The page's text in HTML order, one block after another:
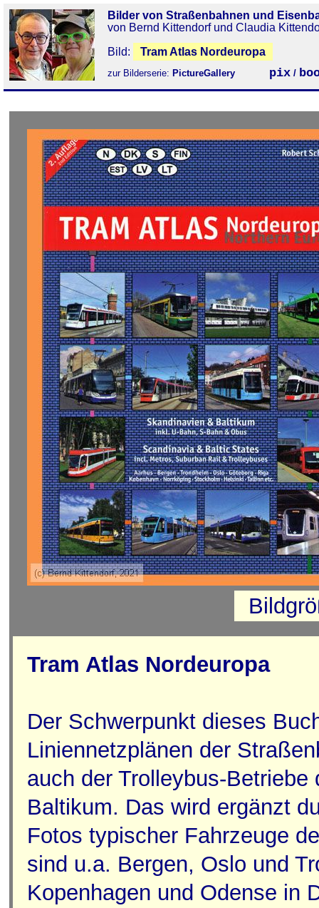
Bilder von Straßenbahnen und
von Bernd Kittendorf und Claudia
Bild:
Tram Atlas Nordeuropa
zur Bilderserie: PictureGallery pix /
Tram Atlas Nordeuropa
Der Schwerpunkt dieses
Liniennetzplänen der
auch der Trolleybus-
Baltikum. Das wird ergänzt
Fotos typischer Fahrzeuge
sind u.a. Bergen, Oslo und
Kopenhagen und Odense in